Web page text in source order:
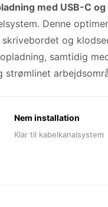
med USB-C og
Denne
og
samtidig
Nem installation
Klar til kabelkanalsystem